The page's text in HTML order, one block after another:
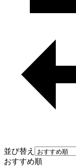
並び替え
おすすめ順